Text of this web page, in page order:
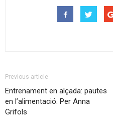
Previous article
Entrenament en alçada: pautes
en l’alimentació. Per Anna
Grifols